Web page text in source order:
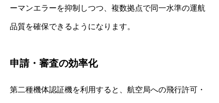
ーマンエラーを抑制しつつ、複数拠点で同一水準の運航
品質を確保できるようになります。
申請・審査の効率化
第二種機体認証機を利用すると、航空局への飛行許可・